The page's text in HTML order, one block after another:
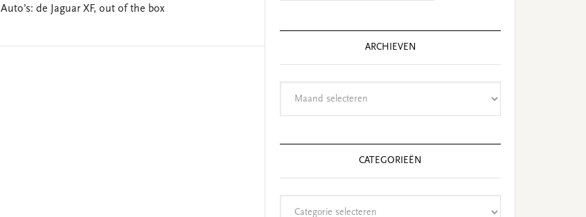
Auto’s: de Jaguar XF, out of the box
ARCHIEVEN
CATEGORIEËN